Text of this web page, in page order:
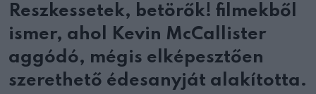
Reszkessetek, betörők! filmekből
ismer, ahol Kevin McCallister
aggódó, mégis elképesztően
szerethető édesanyját alakította.